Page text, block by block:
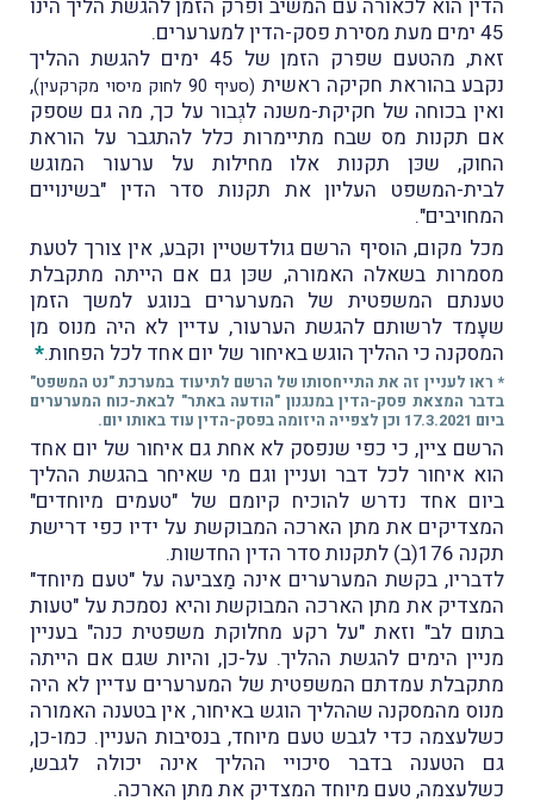
הדין הוא לכאורה עם המשיב ופרק הזמן להגשת הליך הינו
45 ימים מעת מסירת פסק-הדין למערערים.
זאת, מהטעם שפרק הזמן של 45 ימים להגשת ההליך
נקבע בהוראת חקיקה ראשית (סעיף 90 לחוק מיסוי מקרקעין)
,
ואין בכוחה של חקיקת-משנה לגְבור על כך, מה גם שספק
אם תקנות מס שבח מתיימרות כלל להתגבר על הוראת
החוק, שכּן תקנות אלו מחילות על ערעור המוגש
לבית-המשפט העליון את תקנות סדר הדין "בשינויים
המחויבים".
מכל מקום, הוסיף הרשם גולדשטיין וקבע, אין צורך לטעת
מסמרות בשאלה האמורה, שכּן גם אם הייתה מתקבלת
טענתם המשפטית של המערערים בנוגע למשך הזמן
שעָמד לרשותם להגשת הערעור, עדיין לא היה מנוס מן
המסקנה כי ההליך הוגש באיחור של יום אחד לכל הפחות.*
* ראו לעניין זה את התייחסותו של הרשם לתיעוד במערכת "נט המשפט"
בדבר המצאת פסק-הדין במנגנון "הודעה באתר" לבאת-כוח המערערים
ביום 17.3.2021 וכן לצפייה היזומה בפסק-הדין עוד באותו יום.
הרשם ציין, כי כפי שנפסק לא אחת גם איחור של יום אחד
הוא איחור לכל דבר ועניין וגם מי שאיחר בהגשת ההליך
ביום אחד נדרש להוכיח קיומם של "טעמים מיוחדים"
המצדיקים את מתן הארכה המבוקשת על ידיו כפי דרישת
תקנה 176(ב) לתקנות סדר הדין החדשות.
לדבריו, בקשת המערערים אינה מַצביעה על "טעם מיוחד"
המצדיק את מתן הארכה המבוקשת והיא נסמכת על "טעות
בתום לב" וזאת "על רקע מחלוקת משפטית כנה" בעניין
מניין הימים להגשת ההליך. על-כן, והיות שגם אם הייתה
מתקבלת עמדתם המשפטית של המערערים עדיין לא היה
מנוס מהמסקנה שההליך הוגש באיחור, אין בטענה האמורה
כשלעצמה כדי לגבש טעם מיוחד, בנסיבות העניין. כמו-כן,
גם הטענה בדבר סיכויי ההליך אינה יכולה לגבש,
כשלעצמה, טעם מיוחד המצדיק את מתן הארכה.